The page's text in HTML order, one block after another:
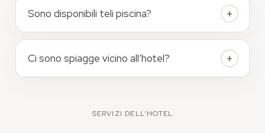
Sono disponibili teli piscina?
Ci sono spiagge vicino all’hotel?
SERVIZI DELL’HOTEL